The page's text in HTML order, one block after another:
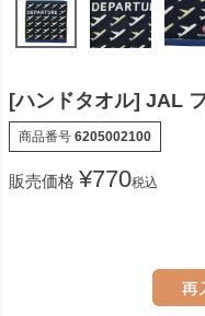
[ハンドタオル] JAL
商品番号 6205002100
販売価格 ¥770税込